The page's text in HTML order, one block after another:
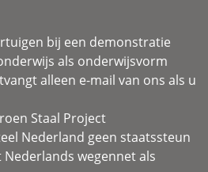
bij een demonstratie
als onderwijsvorm
alleen e-mail van ons als u
Staal Project
Nederland geen staatssteun
Nederlands wegennet als